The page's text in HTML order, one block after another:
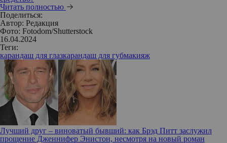
Читать полностью
Поделиться:
Автор: Редакция
Фото: Fotodom/Shutterstock
16.04.2024
Теги:
карандаш для глазкарандаш для губмакияж
Лучший друг – виноватый бывший: как Брэд Питт заслужил
прощение Дженнифер Энистон, несмотря на новый роман